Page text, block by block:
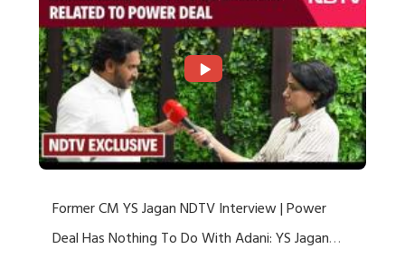
Former CM YS Jagan NDTV Interview | Power
Deal Has Nothing To Do With Adani: YS Jagan